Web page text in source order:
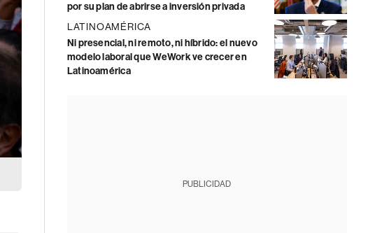
por su plan de abrirse a inversión privada
LATINOAMÉRICA
Ni presencial, ni remoto, ni híbrido: el nuevo
modelo laboral que WeWork ve crecer en
Latinoamérica
PUBLICIDAD